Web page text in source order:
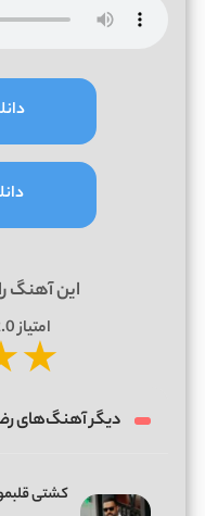
این آهنگ
امتیاز
★
دیگر آهنگ‌های
کشتی